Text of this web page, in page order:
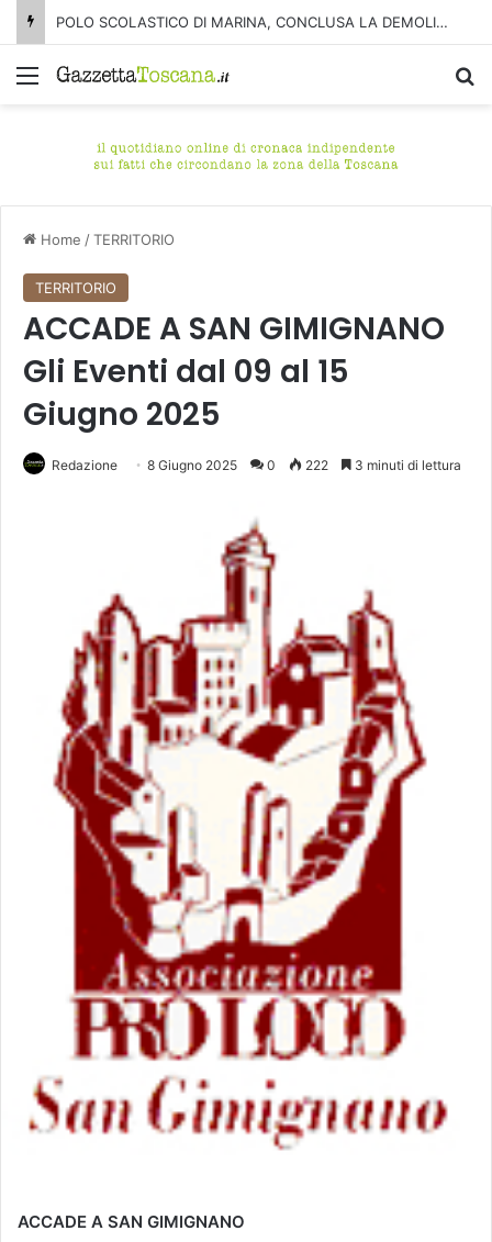
POLO SCOLASTICO DI MARINA, CONCLUSA LA DEMOLIZIONE DELL’ALA NORD-SUD
Menu
Home /TERRITORIO
TERRITORIO
ACCADE A SAN GIMIGNANO
Gli Eventi dal 09 al 15
Giugno 2025
Redazione 8 Giugno 2025 0 222 3 minuti di lettura
ACCADE A SAN GIMIGNANO